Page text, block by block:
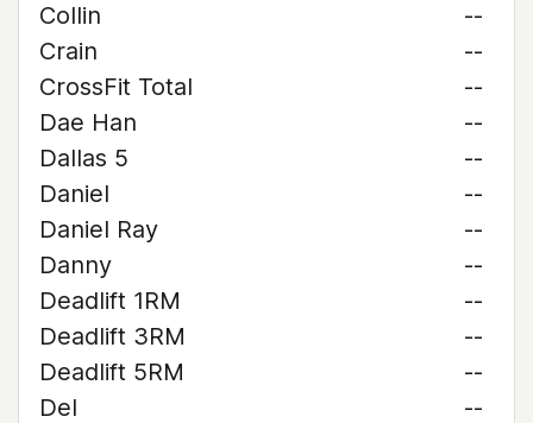
Collin
--
Crain
--
CrossFit Total
--
Dae Han
--
Dallas 5
--
Daniel
--
Daniel Ray
--
Danny
--
Deadlift 1RM
--
Deadlift 3RM
--
Deadlift 5RM
--
Del
--